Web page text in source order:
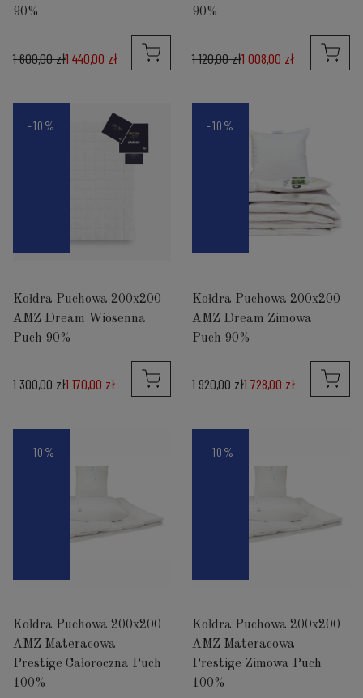
90%
1 440,00 zł
1 600,00 zł
90%
1 008,00 zł
1 120,00 zł
-10%
Kołdra Puchowa 200x200
AMZ Dream Wiosenna
Puch 90%
1 170,00 zł
1 300,00 zł
-10%
Kołdra Puchowa 200x200
AMZ Dream Zimowa
Puch 90%
1 728,00 zł
1 920,00 zł
-10%
Kołdra Puchowa 200x200
AMZ Materacowa
Prestige Całoroczna Puch
100%
-10%
Kołdra Puchowa 200x200
AMZ Materacowa
Prestige Zimowa Puch
100%